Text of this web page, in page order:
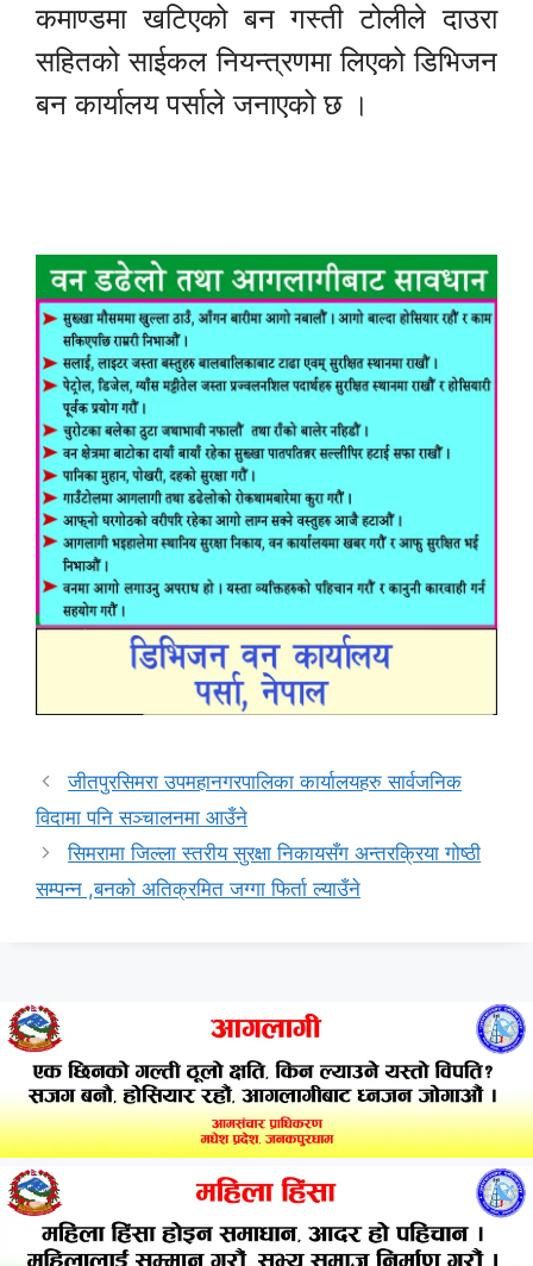
कमाण्डमा खटिएको बन गस्ती टोलीले दाउरा
सहितको साईकल नियन्त्रणमा लिएको डिभिजन
बन कार्यालय पर्साले जनाएको छ ।
जीतपुरसिमरा उपमहानगरपालिका कार्यालयहरु सार्वजनिक
विदामा पनि सञ्चालनमा आउँने
सिमरामा जिल्ला स्तरीय सुरक्षा निकायसँग अन्तरक्रिया गोष्ठी
सम्पन्न ,बनको अतिक्रमित जग्गा फिर्ता ल्याउँने